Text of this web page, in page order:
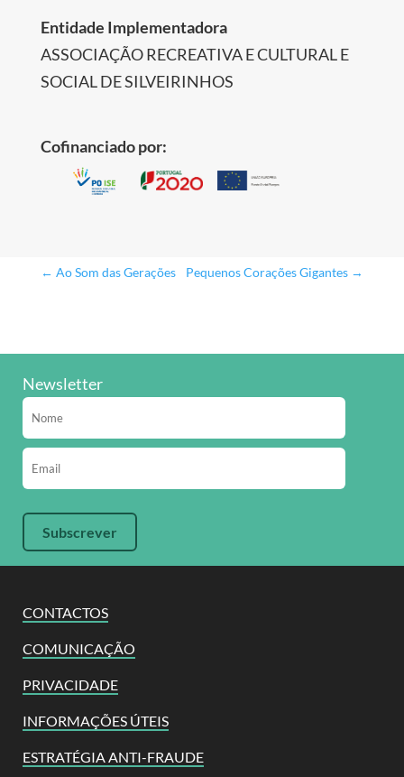
Entidade Implementadora
ASSOCIAÇÃO RECREATIVA E CULTURAL E
SOCIAL DE SILVEIRINHOS
Cofinanciado por:
← Ao Som das Gerações Pequenos Corações Gigantes →
CONTACTOS
COMUNICAÇÃO
PRIVACIDADE
INFORMAÇÕES ÚTEIS
ESTRATÉGIA ANTI-FRAUDE
Newsletter